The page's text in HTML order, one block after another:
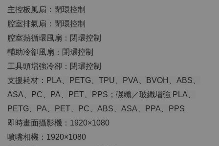
主控板風扇：閉環控制
腔室排氣扇：閉環控制
腔室熱循環風扇：閉環控制
輔助冷卻風扇：閉環控制
工具頭增強冷卻：閉環控制
支援耗材：PLA、PETG、TPU、PVA、BVOH、ABS、
ASA、PC、PA、PET、PPS；碳纖／玻纖增強 PLA、
PETG、PA、PET、PC、ABS、ASA、PPA、PPS
即時畫面攝影機：1920×1080
噴嘴相機：1920×1080